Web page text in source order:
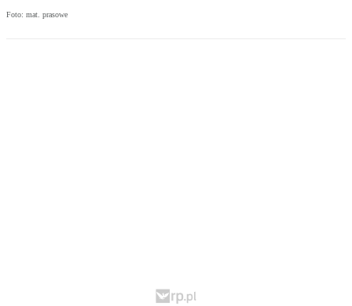
Foto: mat. prasowe